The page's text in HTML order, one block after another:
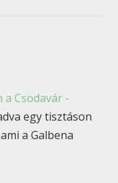
a Csodavár -
egy tisztáson
a Galbena